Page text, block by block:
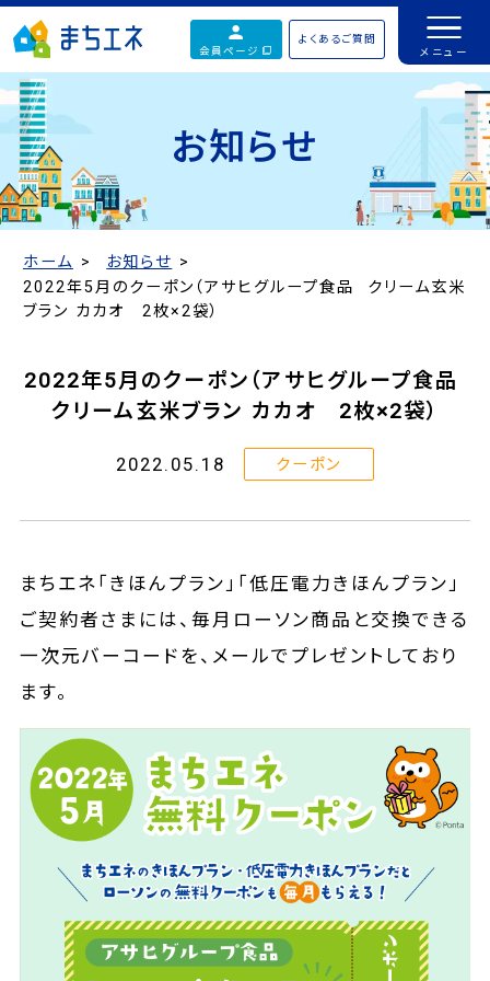
会員ページ
よくあるご質問
お知らせ
ホーム
お知らせ
2022年5月のクーポン（アサヒグループ食品 クリーム玄米
ブラン カカオ 2枚×2袋）
2022年5月のクーポン（アサヒグループ食品
クリーム玄米ブラン カカオ 2枚×2袋）
2022.05.18 クーポン
まちエネ「きほんプラン」「低圧電力きほんプラン」
ご契約者さまには、毎月ローソン商品と交換できる
一次元バーコードを、メールでプレゼントしており
ます。